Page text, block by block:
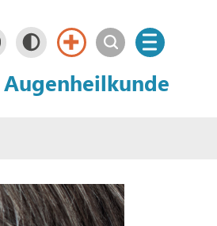
Augenheilkunde